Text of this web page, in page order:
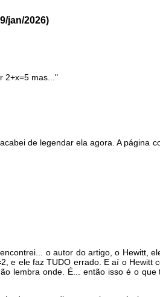
jan/2026)
2+x=5 mas..."
de legendar ela agora. A página
o autor do artigo, o Hewitt,
e ele faz TUDO errado. E aí o Hewitt
lembra onde. É... então isso é o